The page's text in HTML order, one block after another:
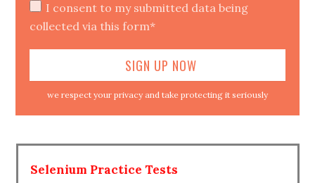
I consent to my submitted data being
collected via this form*
we respect your privacy and take protecting it seriously
Selenium Practice Tests